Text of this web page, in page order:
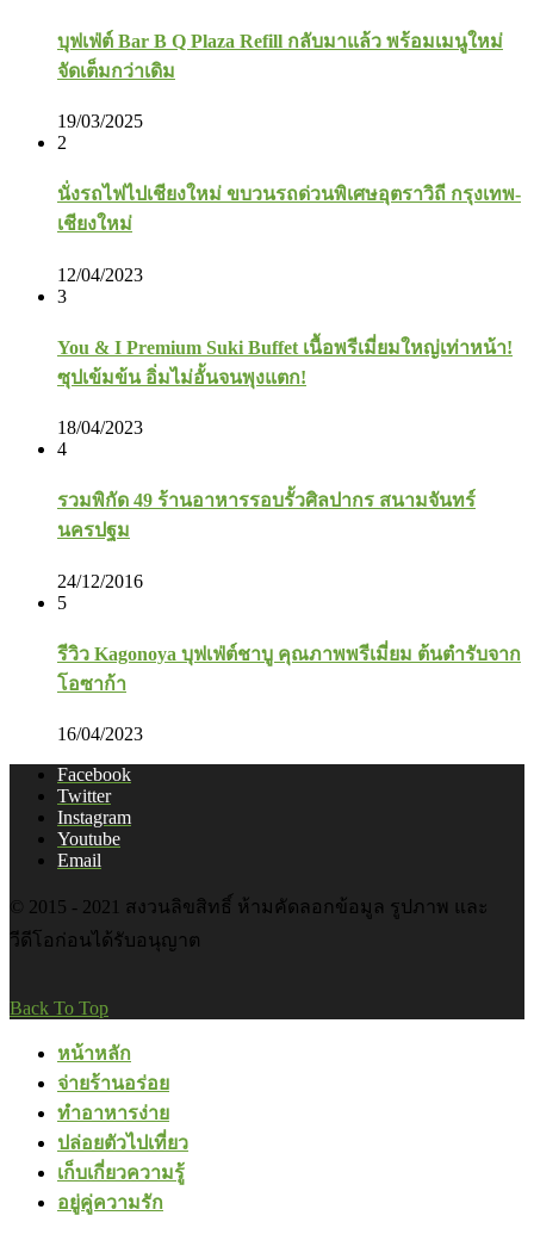
บุฟเฟ่ต์ Bar B Q Plaza Refill กลับมาแล้ว พร้อมเมนูใหม่
จัดเต็มกว่าเดิม
19/03/2025
2
นั่งรถไฟไปเชียงใหม่ ขบวนรถด่วนพิเศษอุตราวิถี กรุงเทพ-
เชียงใหม่
12/04/2023
3
You & I Premium Suki Buffet เนื้อพรีเมี่ยมใหญ่เท่าหน้า!
ซุปเข้มข้น อิ่มไม่อั้นจนพุงแตก!
18/04/2023
4
รวมพิกัด 49 ร้านอาหารรอบรั้วศิลปากร สนามจันทร์
นครปฐม
24/12/2016
5
รีวิว Kagonoya บุฟเฟ่ต์ชาบู คุณภาพพรีเมี่ยม ต้นตำรับจาก
โอซาก้า
16/04/2023
Facebook
Twitter
Instagram
Youtube
Email
© 2015 - 2021 สงวนลิขสิทธิ์ ห้ามคัดลอกข้อมูล รูปภาพ และ
วีดีโอก่อนได้รับอนุญาต
Back To Top
หน้าหลัก
จ่ายร้านอร่อย
ทำอาหารง่าย
ปล่อยตัวไปเที่ยว
เก็บเกี่ยวความรู้
อยู่คู่ความรัก